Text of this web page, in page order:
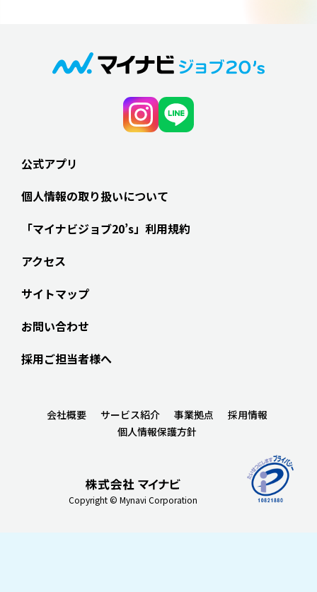
公式アプリ
個人情報の取り扱いについて
「マイナビジョブ20’s」利用規約
アクセス
サイトマップ
お問い合わせ
採用ご担当者様へ
Copyright © Mynavi Corporation
会社概要 サービス紹介 事業拠点
採用情報
個人情報保護方針